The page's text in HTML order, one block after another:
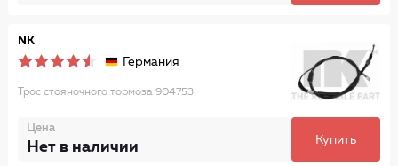
NK
Германия
Трос стояночного тормоза 904753
Цена
Нет в наличии Купить